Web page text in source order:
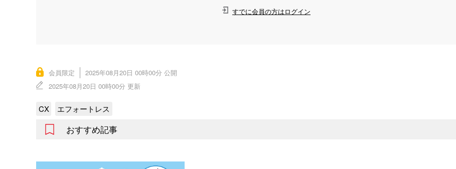
すでに会員の方はログイン
会員限定
2025年08月20日 00時00分 公開
2025年08月20日 00時00分 更新
CX エフォートレス
おすすめ記事